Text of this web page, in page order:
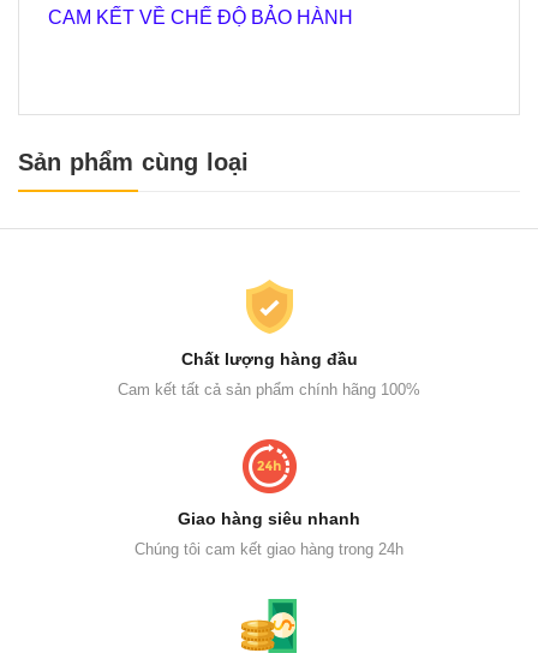
CAM KẾT VỀ CHẾ ĐỘ BẢO HÀNH
Sản phẩm cùng loại
Chất lượng hàng đầu
Cam kết tất cả sản phẩm chính hãng 100%
Giao hàng siêu nhanh
Chúng tôi cam kết giao hàng trong 24h